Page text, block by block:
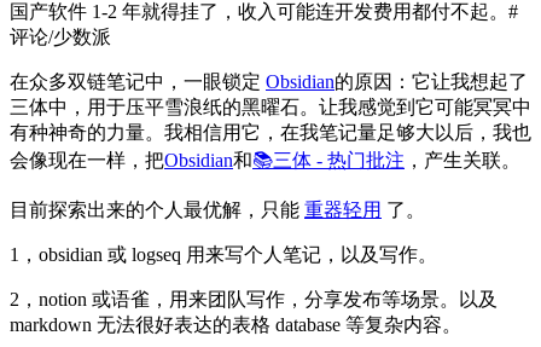
国产软件 1-2 年就得挂了，收入可能连开发费用都付不起。#
评论/少数派
在众多双链笔记中，一眼锁定 Obsidian的原因：它让我想起了
三体中，用于压平雪浪纸的黑曜石。让我感觉到它可能冥冥中
有种神奇的力量。我相信用它，在我笔记量足够大以后，我也
会像现在一样，把Obsidian和📚三体 - 热门批注 ，产生关联。
目前探索出来的个人最优解，只能 重器轻用 了。
1，obsidian 或 logseq 用来写个人笔记，以及写作。
2，notion 或语雀，用来团队写作，分享发布等场景。以及
markdown 无法很好表达的表格 database 等复杂内容。